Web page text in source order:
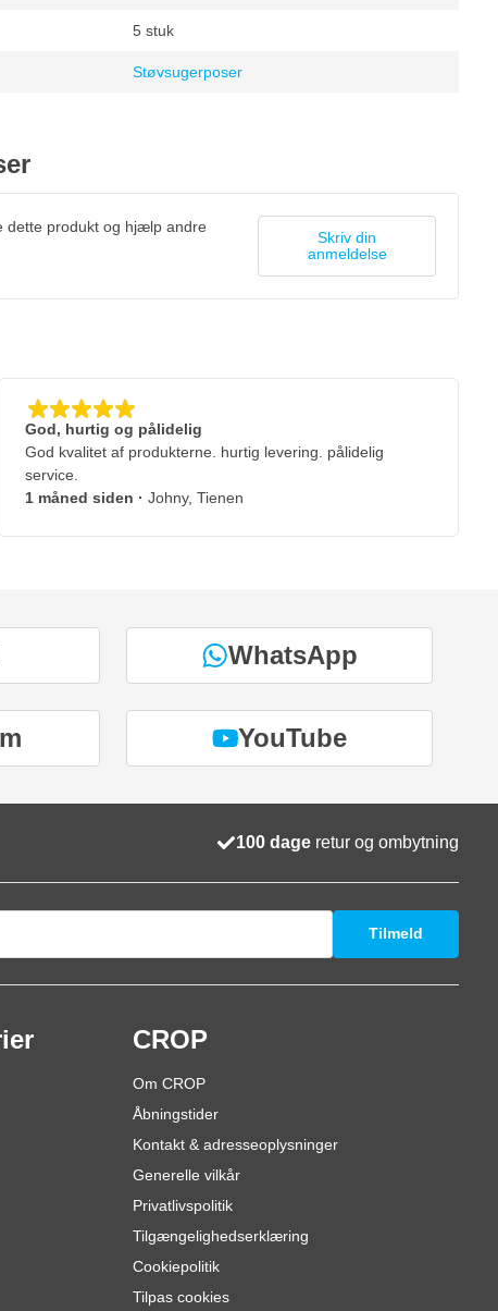
5 stuk
Støvsugerposer
produkt og hjælp andre
Skriv din
anmeldelse
God, hurtig og pålidelig
God kvalitet af produkterne. hurtig levering. pålidelig
service.
1 måned siden · Johny, Tienen
WhatsApp
YouTube
100 dage retur og ombytning
Tilmeld
CROP
Om CROP
Åbningstider
Kontakt & adresseoplysninger
Generelle vilkår
Privatlivspolitik
Tilgængelighedserklæring
Cookiepolitik
Tilpas cookies